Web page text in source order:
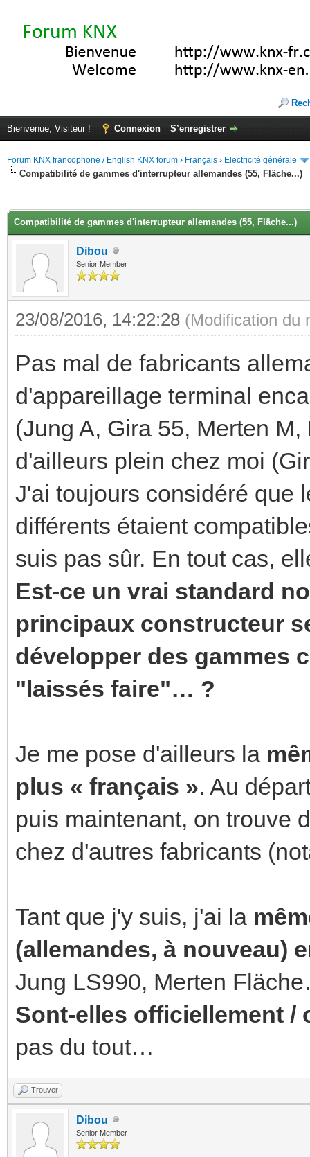
Bienvenue, Visiteur ! Connexion S’enregistrer
Forum KNX francophone / English KNX forum › Français › Electricité générale
Compatibilité de gammes d'interrupteur allemandes (55, Fläche...)
Compatibilité de gammes d'interrupteur allemandes (55, Fläche...)
Dibou
Senior Member
23/08/2016, 14:22:28 (Modification du
Pas mal de fabricants
d'appareillage terminal
(Jung A, Gira 55, Merten
d'ailleurs plein chez moi
J'ai toujours considéré que
différents étaient
suis pas sûr. En tout cas,
Est-ce un vrai standard
principaux constructeur
développer des gammes
"laissés faire"… ?
Je me pose d'ailleurs la
plus « français ». Au
puis maintenant, on trouve
chez d'autres fabricants
Tant que j'y suis, j'ai la
(allemandes, à nouveau)
Jung LS990, Merten
Sont-elles officiellement /
pas du tout…
Trouver
Dibou
Senior Member